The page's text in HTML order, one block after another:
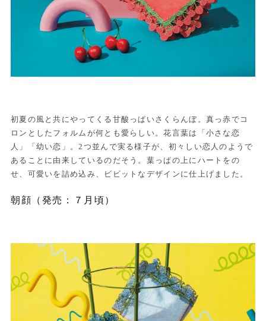
初夏の風と共にやってくる甘酸っぱいさくらんぼ。真っ赤でコ
ロンとしたフォルムが何とも愛らしい。花言葉は「小さな恋
人」「幼い恋」。2つ並んで実る様子が、初々しい恋人のようで
あることに由来しているのだそう。葉っぱの上にハートをの
せ、可愛いを詰め込み、ビビットなデザインに仕上げました。
朝顔（発売：７月頃）